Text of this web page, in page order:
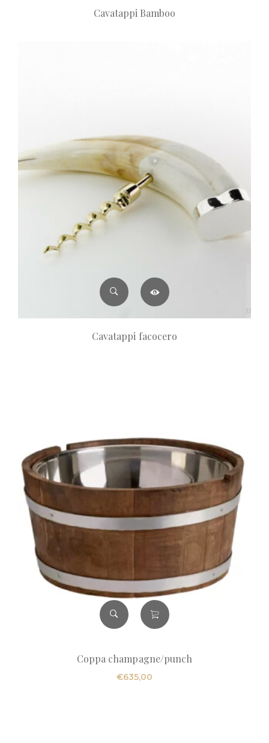
Cavatappi Bamboo
Cavatappi facocero
Coppa champagne/punch
€635,00